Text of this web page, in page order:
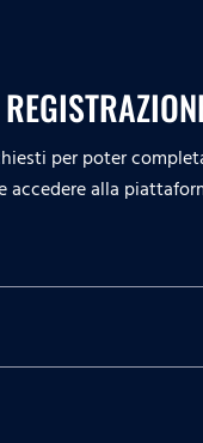
per poter
accedere alla